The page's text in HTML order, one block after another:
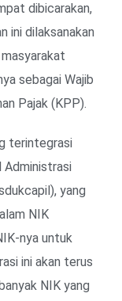
dibicarakan,
ini dilaksanakan
sebagai Wajib
Pajak (KPP).
terintegrasi
Administrasi
yang
NIK
nya untuk
ini akan terus
NIK yang